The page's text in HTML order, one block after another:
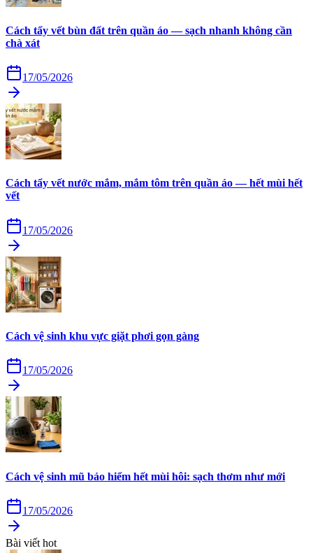
Cách tẩy vết bùn đất trên quần áo — sạch nhanh không cần
chà xát
17/05/2026
Cách tẩy vết nước mắm, mắm tôm trên quần áo — hết mùi hết
vết
17/05/2026
Cách vệ sinh khu vực giặt phơi gọn gàng
17/05/2026
Cách vệ sinh mũ bảo hiểm hết mùi hôi: sạch thơm như mới
17/05/2026
Bài viết hot